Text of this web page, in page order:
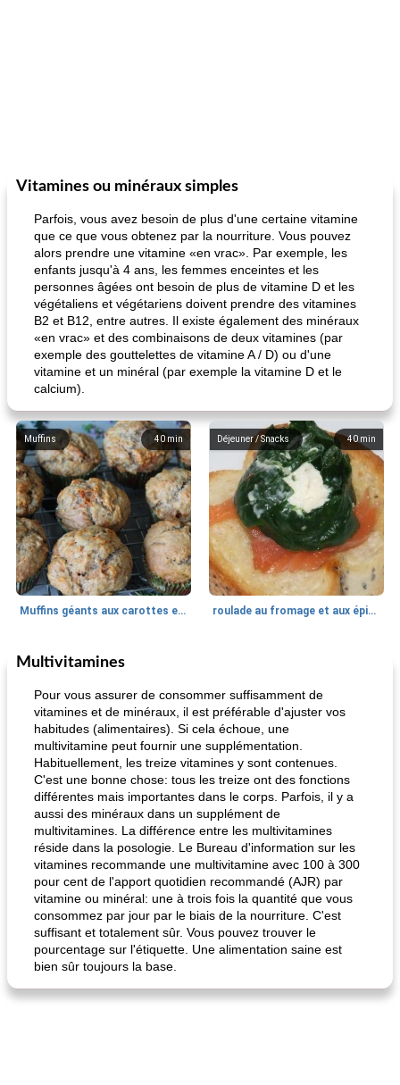
Vitamines ou minéraux simples
Parfois, vous avez besoin de plus d'une certaine vitamine
que ce que vous obtenez par la nourriture. Vous pouvez
alors prendre une vitamine «en vrac». Par exemple, les
enfants jusqu'à 4 ans, les femmes enceintes et les
personnes âgées ont besoin de plus de vitamine D et les
végétaliens et végétariens doivent prendre des vitamines
B2 et B12, entre autres. Il existe également des minéraux
«en vrac» et des combinaisons de deux vitamines (par
exemple des gouttelettes de vitamine A / D) ou d'une
vitamine et un minéral (par exemple la vitamine D et le
calcium).
40 min
Muffins
Muffins géants aux carottes et à la banane de Nif
40 min
Déjeuner / Snacks
roulade au fromage et aux épinards
Marques de confiance: recettes et
fiesta tostadas le méga's jopp joes
Multivitamines
Pour vous assurer de consommer suffisamment de
vitamines et de minéraux, il est préférable d'ajuster vos
habitudes (alimentaires). Si cela échoue, une
multivitamine peut fournir une supplémentation.
Habituellement, les treize vitamines y sont contenues.
C'est une bonne chose: tous les treize ont des fonctions
différentes mais importantes dans le corps. Parfois, il y a
aussi des minéraux dans un supplément de
multivitamines. La différence entre les multivitamines
réside dans la posologie. Le Bureau d'information sur les
vitamines recommande une multivitamine avec 100 à 300
pour cent de l'apport quotidien recommandé (AJR) par
vitamine ou minéral: une à trois fois la quantité que vous
consommez par jour par le biais de la nourriture. C'est
suffisant et totalement sûr. Vous pouvez trouver le
pourcentage sur l'étiquette. Une alimentation saine est
bien sûr toujours la base.